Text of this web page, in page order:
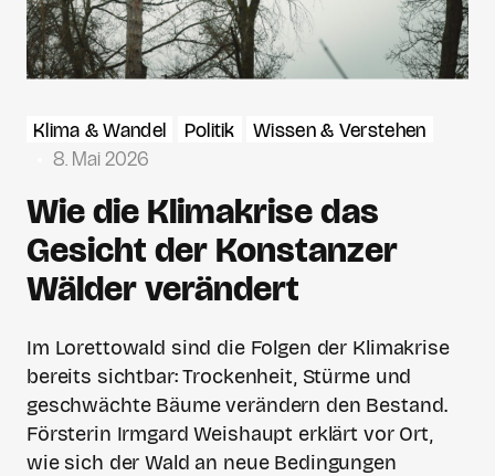
Klima & Wandel Politik
Wissen & Verstehen
8. Mai 2026
Wie die Klimakrise das
Gesicht der Konstanzer
Wälder verändert
Im Lorettowald sind die Folgen der Klimakrise
bereits sichtbar: Trockenheit, Stürme und
geschwächte Bäume verändern den Bestand.
Försterin Irmgard Weishaupt erklärt vor Ort,
wie sich der Wald an neue Bedingungen